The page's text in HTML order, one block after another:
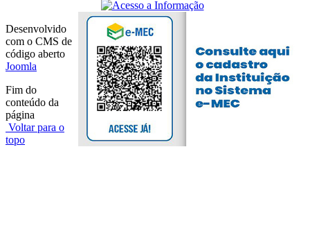
Desenvolvido
com o CMS de
código aberto
Joomla
Fim do
conteúdo da
página
Voltar para o
topo